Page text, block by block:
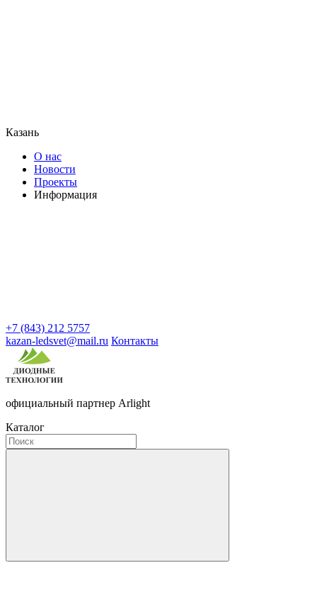
Казань
О нас
Новости
Проекты
Информация
+7 (843) 212 5757
kazan-ledsvet@mail.ru Контакты
официальный партнер Arlight
Каталог